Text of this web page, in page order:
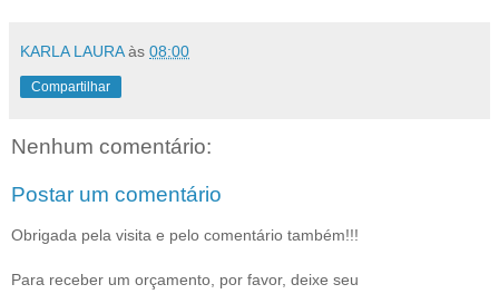
KARLA LAURA às 08:00
Compartilhar
Nenhum comentário:
Postar um comentário
Obrigada pela visita e pelo comentário também!!!
Para receber um orçamento, por favor, deixe seu